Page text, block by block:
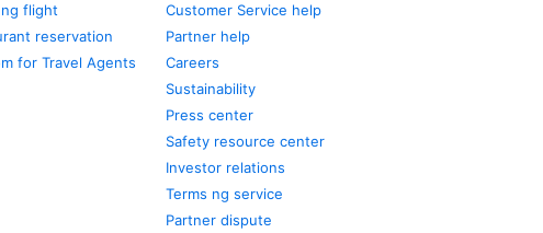
flight
reservation
for Travel Agents
Customer Service help
Partner help
Careers
Sustainability
Press center
Safety resource center
Investor relations
Terms ng service
Partner dispute